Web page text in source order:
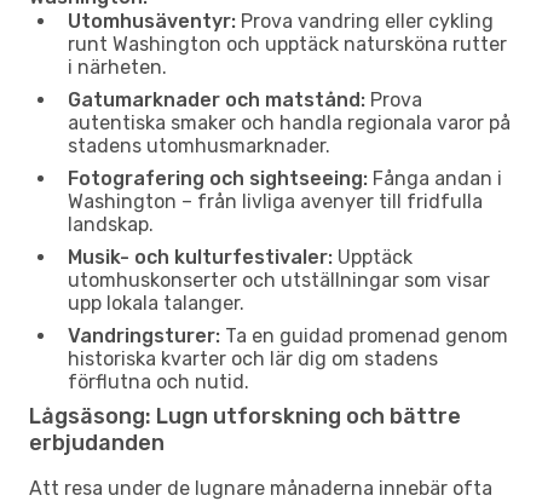
Utomhusäventyr: Prova vandring eller cykling
runt Washington och upptäck natursköna rutter
i närheten.
Gatumarknader och matstånd: Prova
autentiska smaker och handla regionala varor på
stadens utomhusmarknader.
Fotografering och sightseeing: Fånga andan i
Washington – från livliga avenyer till fridfulla
landskap.
Musik- och kulturfestivaler: Upptäck
utomhuskonserter och utställningar som visar
upp lokala talanger.
Vandringsturer: Ta en guidad promenad genom
historiska kvarter och lär dig om stadens
förflutna och nutid.
Lågsäsong: Lugn utforskning och bättre
erbjudanden
Att resa under de lugnare månaderna innebär ofta